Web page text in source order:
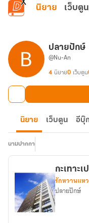
ข้ามไปยังเนื้อหาหลัก
นิยาย เว็บตูน
ปลายปักษ์
@Nu-An
4 นิยาย0 เว็บตูน
นิยาย เว็บตูน อีบุ๊
นามปากกา
กะเทาะ
รักหวานแห
ปลายปักษ์